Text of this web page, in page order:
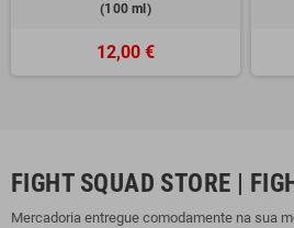
(100 ml)
12,00 €
FIGHT SQUAD STORE |
Mercadoria entregue comodamente na sua